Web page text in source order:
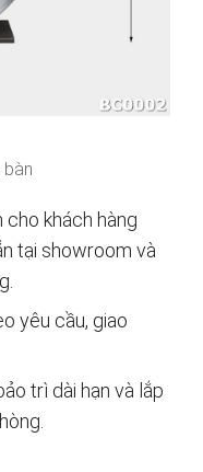
khách hàng
tại showroom và
yêu cầu, giao
trì dài hạn và lắp